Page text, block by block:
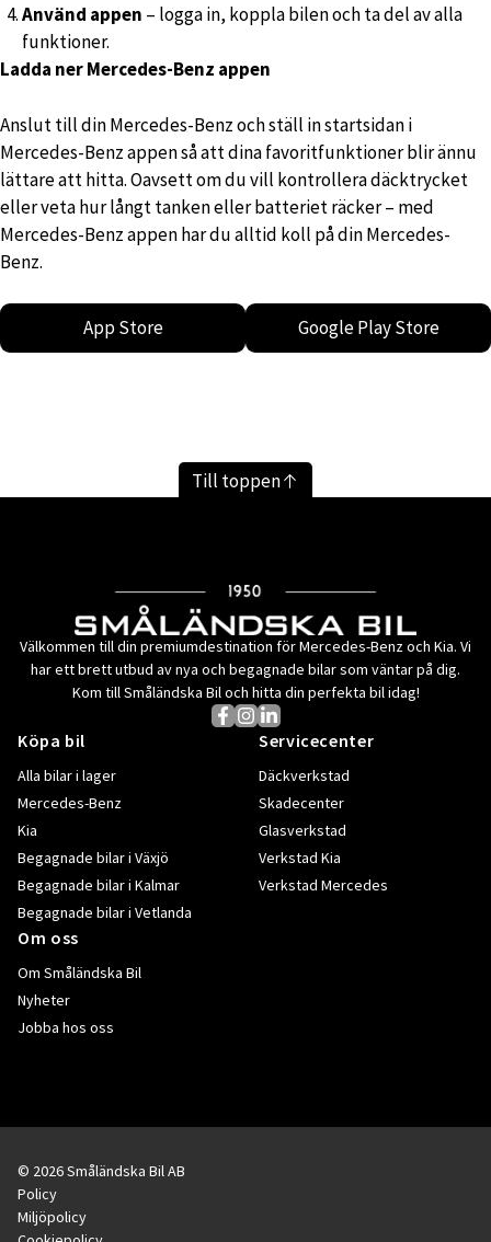
Använd appen – logga in, koppla bilen och ta del av alla
funktioner.
Ladda ner Mercedes-Benz appen
Anslut till din Mercedes-Benz och ställ in startsidan i
Mercedes-Benz appen så att dina favoritfunktioner blir ännu
lättare att hitta. Oavsett om du vill kontrollera däcktrycket
eller veta hur långt tanken eller batteriet räcker – med
Mercedes-Benz appen har du alltid koll på din Mercedes-
Benz.
App Store Google Play Store
Till toppen
Välkommen till din premiumdestination för Mercedes-Benz och Kia. Vi
har ett brett utbud av nya och begagnade bilar som väntar på dig.
Kom till Småländska Bil och hitta din perfekta bil idag!
Köpa bil
Alla bilar i lager
Mercedes-Benz
Kia
Begagnade bilar i Växjö
Begagnade bilar i Kalmar
Begagnade bilar i Vetlanda
Servicecenter
Däckverkstad
Skadecenter
Glasverkstad
Verkstad Kia
Verkstad Mercedes
Om oss
Om Småländska Bil
Nyheter
Jobba hos oss
© 2026 Småländska Bil AB
Policy
Miljöpolicy